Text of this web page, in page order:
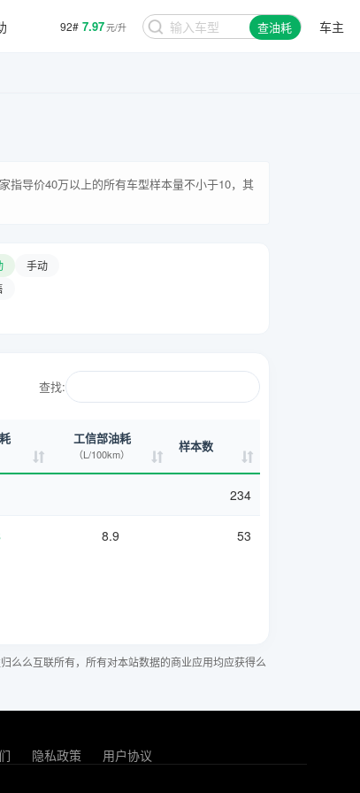
92# 7.97元/升 查油耗 车主
指导价40万以上的所有车型样本量不小于10，其
手动
查找:
工信部油耗
（L/100km） 样本数
234
8.9 53
么么互联所有，所有对本站数据的商业应用均应获得么
隐私政策 用户协议